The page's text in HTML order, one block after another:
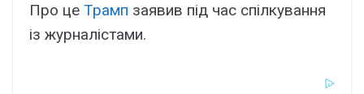
Про це Трамп заявив під час спілкування
із журналістами.